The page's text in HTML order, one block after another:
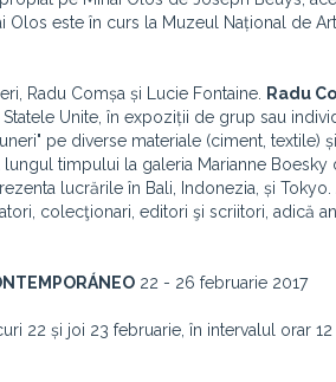
Olos este în curs la Muzeul Național de
Radu Comșa și Lucie Fontaine. Radu
Statele Unite, în expoziții de grup sau
pe diverse materiale (ciment, textile)
timpului la galeria Marianne
lucrările în Bali, Indonezia, și Tokyo.
colecţionari, editori şi scriitori, adică
22 - 26 februarie 2017
22 și joi 23 februarie, în intervalul orar